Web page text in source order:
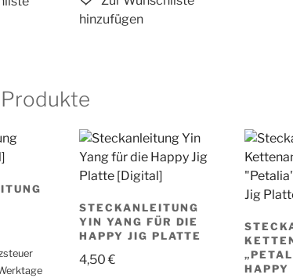
STECKANLEITUNG
YIN YANG FÜR DIE
HAPPY JIG PLATTE
4,50€
HAPPY